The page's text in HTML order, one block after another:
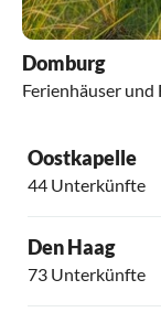
Domburg
Ferienhäuser
Oostkapelle
44 Unterkünfte
Den Haag
73 Unterkünfte